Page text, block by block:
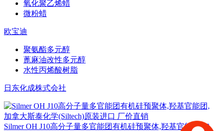
氧化聚乙烯蜡
微粉蜡
欧宝迪
聚氨酯多元醇
蓖麻油改性多元醇
水性丙烯酸树脂
日东化成株式会社
Silmer OH J10高分子量多官能团有机硅预聚体,羟基官能团,加